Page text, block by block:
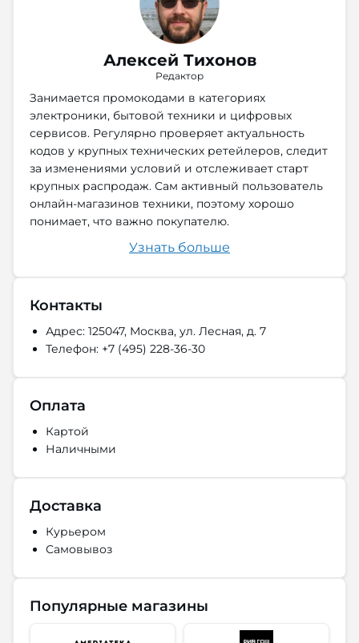
Алексей Тихонов
Редактор
Занимается промокодами в категориях
электроники, бытовой техники и цифровых
сервисов. Регулярно проверяет актуальность
кодов у крупных технических ретейлеров, следит
за изменениями условий и отслеживает старт
крупных распродаж. Сам активный пользователь
онлайн-магазинов техники, поэтому хорошо
понимает, что важно покупателю.
Узнать больше
Контакты
Адрес: 125047, Москва, ул. Лесная, д. 7
Телефон: +7 (495) 228-36-30
Оплата
Картой
Наличными
Доставка
Курьером
Самовывоз
Популярные магазины